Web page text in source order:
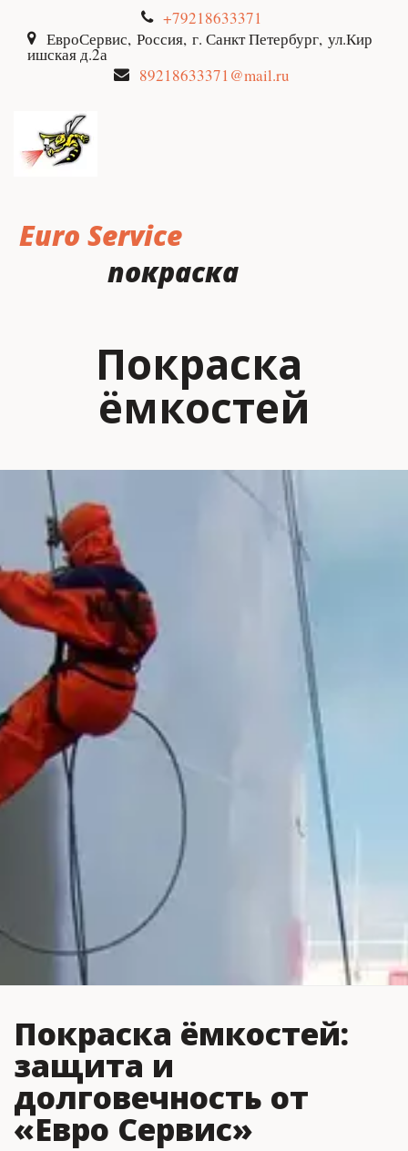
+79218633371
ЕвроСервис, Россия, г. Санкт Петербург, ул.Кир
ишская д.2а
89218633371@mail.ru
Euro Serviсe
покраска
Покраска
ёмкостей
Покраска ёмкостей:
защита и
долговечность от
«Евро Сервис»